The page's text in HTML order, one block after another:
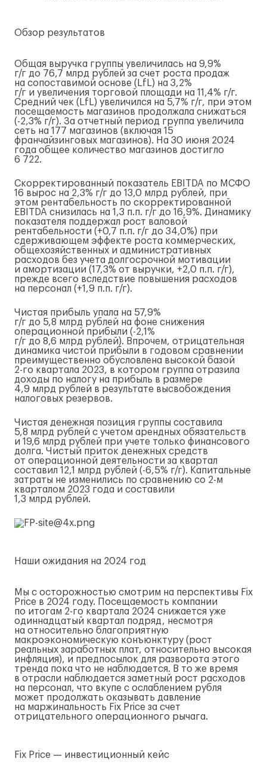
Обзор результатов
Общая выручка группы увеличилась на 9,9%
г/г до 76,7 млрд рублей за счет роста продаж
на сопоставимой основе (LfL) на 3,2%
г/г и увеличения торговой площади на 11,4% г/г.
Средний чек (LfL) увеличился на 5,7% г/г, при этом
посещаемость магазинов продолжала снижаться
(-2,3% г/г). За отчетный период группа увеличила
сеть на 177 магазинов (включая 15
франчайзинговых магазинов). На 30 июня 2024
года общее количество магазинов достигло
6 722.
Скорректированный показатель EBITDA по МСФО
16 вырос на 2,3% г/г до 13,0 млрд рублей, при
этом рентабельность по скорректированной
EBITDA снизилась на 1,3 п.п. г/г до 16,9%. Динамику
показателя поддержал рост валовой
рентабельности (+0,7 п.п. г/г до 34,0%) при
сдерживающем эффекте роста коммерческих,
общехозяйственных и административных
расходов без учета долгосрочной мотивации
и амортизации (17,3% от выручки, +2,0 п.п. г/г),
прежде всего вследствие повышения расходов
на персонал (+1,9 п.п. г/г).
Чистая прибыль упала на 57,9%
г/г до 5,8 млрд рублей на фоне снижения
операционной прибыли (-2,1%
г/г до 8,6 млрд рублей). Впрочем, отрицательная
динамика чистой прибыли в годовом сравнении
преимущественно обусловлена высокой базой
2-го квартала 2023, в котором группа отразила
доходы по налогу на прибыль в размере
4,9 млрд рублей в результате высвобождения
налоговых резервов.
Чистая денежная позиция группы составила
5,8 млрд рублей с учетом арендных обязательств
и 19,6 млрд рублей при учете только финансового
долга. Чистый приток денежных средств
от операционной деятельности за квартал
составил 12,1 млрд рублей (-6,5% г/г). Капитальные
затраты не изменились по сравнению со 2-м
кварталом 2023 года и составили
1,3 млрд рублей.
Наши ожидания на 2024 год
Мы с осторожностью смотрим на перспективы Fix
Price в 2024 году. Посещаемость компании
по итогам 2-го квартала 2024 снижается уже
одиннадцатый квартал подряд, несмотря
на относительно благоприятную
макроэкономическую конъюнктуру (рост
реальных заработных плат, относительно высокая
инфляция), и предпосылок для разворота этого
тренда пока что не наблюдается. В то же время
в отрасли наблюдается заметный рост расходов
на персонал, что вкупе с ослаблением рубля
может продолжать оказывать давление
на маржинальность Fix Price за счет
отрицательного операционного рычага.
Fix Price — инвестиционный кейс